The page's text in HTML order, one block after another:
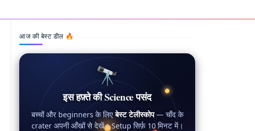
आज की बेस्ट डील 🔥
🔭
इस हफ़्ते की Science पसंद
बच्चों और beginners के लिएबेस्ट टेलीस्कोप— चाँद के
crater अपनी आँखों से देखें। Setup सिर्फ़ 10 मिनट में।